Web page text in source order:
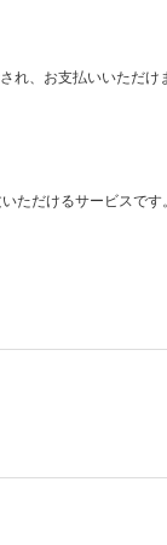
れ、お支払いいただけ
ただけるサービスです。